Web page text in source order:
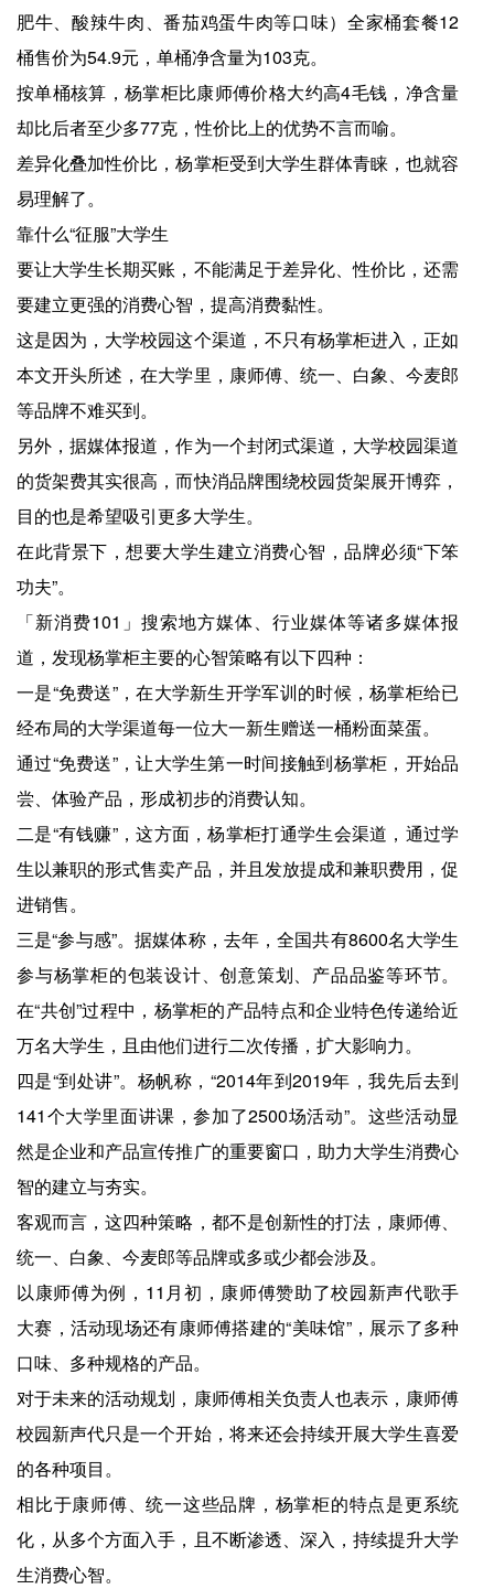
肥牛、酸辣牛肉、番茄鸡蛋牛肉等口味）全家桶套餐12
桶售价为54.9元，单桶净含量为103克。
按单桶核算，杨掌柜比康师傅价格大约高4毛钱，净含量
却比后者至少多77克，性价比上的优势不言而喻。
差异化叠加性价比，杨掌柜受到大学生群体青睐，也就容
易理解了。
靠什么“征服”大学生
要让大学生长期买账，不能满足于差异化、性价比，还需
要建立更强的消费心智，提高消费黏性。
这是因为，大学校园这个渠道，不只有杨掌柜进入，正如
本文开头所述，在大学里，康师傅、统一、白象、今麦郎
等品牌不难买到。
另外，据媒体报道，作为一个封闭式渠道，大学校园渠道
的货架费其实很高，而快消品牌围绕校园货架展开博弈，
目的也是希望吸引更多大学生。
在此背景下，想要大学生建立消费心智，品牌必须“下笨
功夫”。
「新消费101」搜索地方媒体、行业媒体等诸多媒体报
道，发现杨掌柜主要的心智策略有以下四种：
一是“免费送”，在大学新生开学军训的时候，杨掌柜给已
经布局的大学渠道每一位大一新生赠送一桶粉面菜蛋。
通过“免费送”，让大学生第一时间接触到杨掌柜，开始品
尝、体验产品，形成初步的消费认知。
二是“有钱赚”，这方面，杨掌柜打通学生会渠道，通过学
生以兼职的形式售卖产品，并且发放提成和兼职费用，促
进销售。
三是“参与感”。据媒体称，去年，全国共有8600名大学生
参与杨掌柜的包装设计、创意策划、产品品鉴等环节。
在“共创”过程中，杨掌柜的产品特点和企业特色传递给近
万名大学生，且由他们进行二次传播，扩大影响力。
四是“到处讲”。杨帆称，“2014年到2019年，我先后去到
141个大学里面讲课，参加了2500场活动”。这些活动显
然是企业和产品宣传推广的重要窗口，助力大学生消费心
智的建立与夯实。
客观而言，这四种策略，都不是创新性的打法，康师傅、
统一、白象、今麦郎等品牌或多或少都会涉及。
以康师傅为例，11月初，康师傅赞助了校园新声代歌手
大赛，活动现场还有康师傅搭建的“美味馆”，展示了多种
口味、多种规格的产品。
对于未来的活动规划，康师傅相关负责人也表示，康师傅
校园新声代只是一个开始，将来还会持续开展大学生喜爱
的各种项目。
相比于康师傅、统一这些品牌，杨掌柜的特点是更系统
化，从多个方面入手，且不断渗透、深入，持续提升大学
生消费心智。